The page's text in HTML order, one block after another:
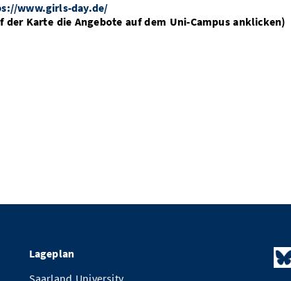
www.girls-day.de/
Karte die Angebote auf dem Uni-Campus anklicken)
Lageplan